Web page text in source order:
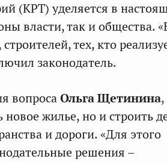
(КРТ) уделяется в
власти, так и общества.
тех, кто
законодатель.
вопросаОльга Щетинина
жилье, но и строить
и дороги. «Для этого
решения –